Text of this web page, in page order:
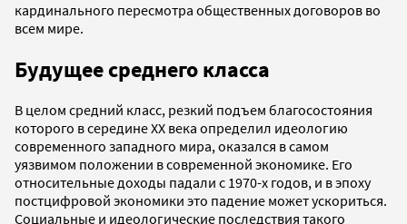
кардинального пересмотра общественных договоров во
всем мире.
Будущее среднего класса
В целом средний класс, резкий подъем благосостояния
которого в середине XX века определил идеологию
современного западного мира, оказался в самом
уязвимом положении в современной экономике. Его
относительные доходы падали с 1970-х годов, и в эпоху
постцифровой экономики это падение может ускориться.
Социальные и идеологические последствия такого